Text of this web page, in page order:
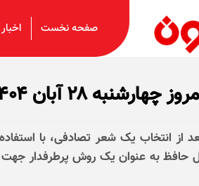
صفحه نخست اخبار
۲۸ آبان ۱۴۰۴
از انتخاب یک شعر تصادفی، با
حافظ به عنوان یک روش پرطرفدار جهت